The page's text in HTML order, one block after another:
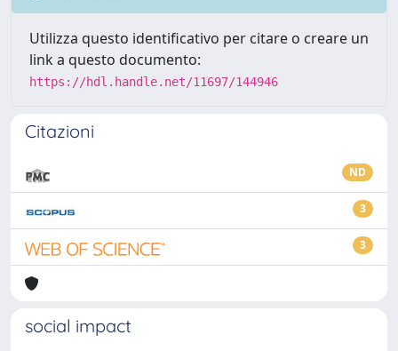
Utilizza questo identificativo per citare o creare un
link a questo documento:
https://hdl.handle.net/11697/144946
Citazioni
ND
3
3
social impact